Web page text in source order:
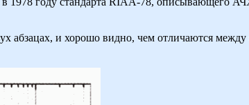
абзацах, и хорошо видно, чем отличаются между